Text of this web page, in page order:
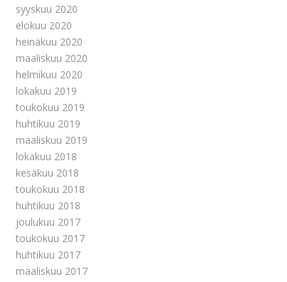
syyskuu 2020
elokuu 2020
heinäkuu 2020
maaliskuu 2020
helmikuu 2020
lokakuu 2019
toukokuu 2019
huhtikuu 2019
maaliskuu 2019
lokakuu 2018
kesäkuu 2018
toukokuu 2018
huhtikuu 2018
joulukuu 2017
toukokuu 2017
huhtikuu 2017
maaliskuu 2017